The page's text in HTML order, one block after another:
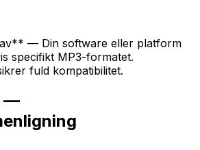
— Din software eller platform
specifikt MP3-formatet.
fuld kompatibilitet.
—